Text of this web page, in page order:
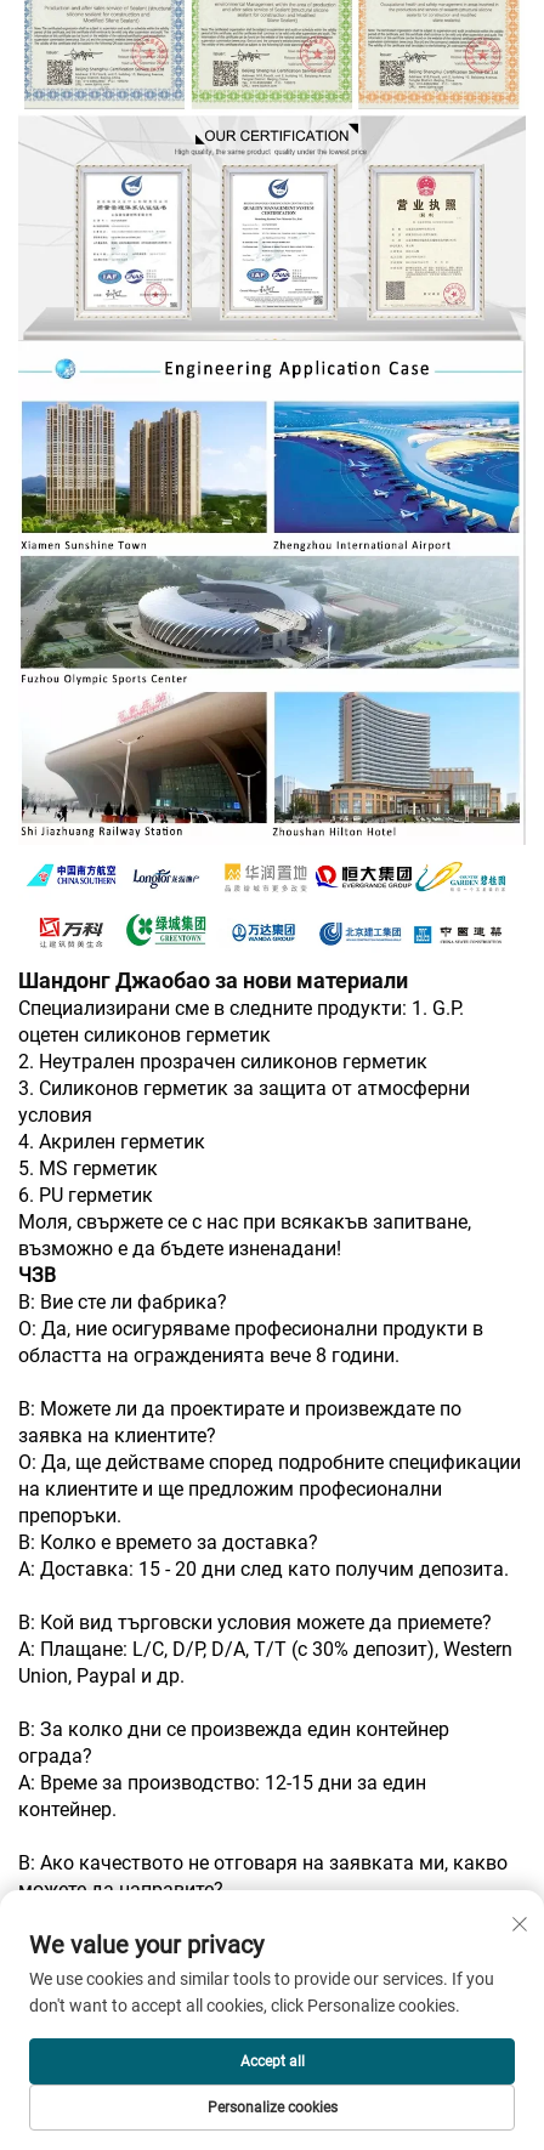
Шандонг Джаобао за нови материали
Специализирани сме в следните продукти: 1. G.P.
оцетен силиконов герметик
2. Неутрален прозрачен силиконов герметик
3. Силиконов герметик за защита от атмосферни
условия
4. Акрилен герметик
5. MS герметик
6. PU герметик
Моля, свържете се с нас при всякакъв запитване,
възможно е да бъдете изненадани!
ЧЗВ
В: Вие сте ли фабрика?
О: Да, ние осигуряваме професионални продукти в
областта на огражденията вече 8 години.
В: Можете ли да проектирате и произвеждате по
заявка на клиентите?
О: Да, ще действаме според подробните спецификации
на клиентите и ще предложим професионални
препоръки.
В: Колко е времето за доставка?
A: Доставка: 15 - 20 дни след като получим депозита.
В: Кой вид търговски условия можете да приемете?
A: Плащане: L/C, D/P, D/A, T/T (с 30% депозит), Western
Union, Paypal и др.
В: За колко дни се произвежда един контейнер
ограда?
A: Време за производство: 12-15 дни за един
контейнер.
В: Ако качеството не отговаря на заявката ми, какво
можете да направите?
допълнителните ви загуби.
Препоръчани продукти
We value your privacy
We use cookies and similar tools to provide our services. If you
don't want to accept all cookies, click Personalize cookies.
Personalize cookies
Accept all